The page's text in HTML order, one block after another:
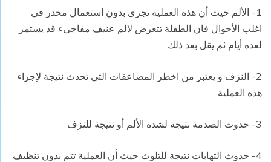
1- الألم حيث أن هذه العملية تجرى بدون استعمال مخدر في
اغلب الأحوال فان الطفلة تتعرض لالم عنيف مفاجىء قد يستمر
لعدة أيام ثم يقل بعد ذلك
2- النزف و يعتبر من اخطر المضاعفات التي تحدث نتيجة لإجراء
هذه العملية
3- حدوث الصدمة نتيجة لشدة الألم أو نتيجة للنزف
4- حدوث التهابات نتيجة للتلوث حيث أن العملية تتم بدون تنظيف